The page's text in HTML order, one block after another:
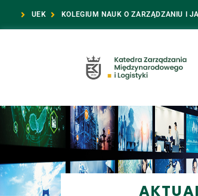
UEK KOLEGIUM NAUK O ZARZĄDZANIU I